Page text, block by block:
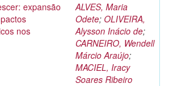
expansão
nos
ALVES, Maria
Odete; OLIVEIRA,
Alysson Inácio de;
CARNEIRO, Wendell
Márcio Araújo;
MACIEL, Iracy
Soares Ribeiro